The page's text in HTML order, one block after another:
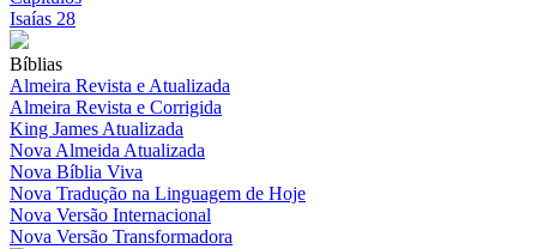
Isaías 28
Bíblias
Almeira Revista e Atualizada
Almeira Revista e Corrigida
King James Atualizada
Nova Almeida Atualizada
Nova Bíblia Viva
Nova Tradução na Linguagem de Hoje
Nova Versão Internacional
Nova Versão Transformadora